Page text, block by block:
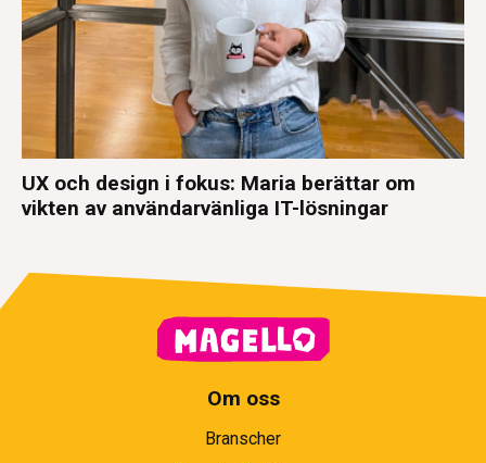
UX och design i fokus: Maria berättar om
vikten av användarvänliga IT-lösningar
Om oss
Branscher